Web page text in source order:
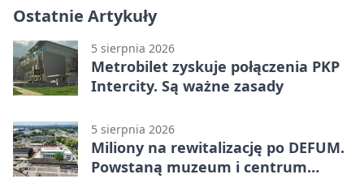
Ostatnie Artykuły
5 sierpnia 2026
Metrobilet zyskuje połączenia PKP
Intercity. Są ważne zasady
5 sierpnia 2026
Miliony na rewitalizację po DEFUM.
Powstaną muzeum i centrum